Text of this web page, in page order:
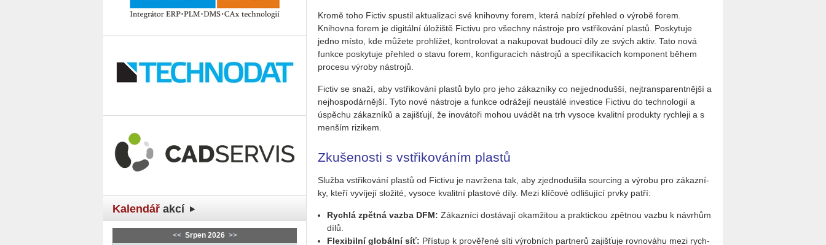
Kalendář akcí
<< Srpen 2026 >>
Kromě toho Fic­tiv spus­til ak­tu­a­li­za­ci své knihov­ny forem, která na­bí­zí pře­hled o vý­ro­bě forem.
Knihov­na forem je di­gi­tál­ní úlo­žiš­tě Fic­tivu pro všech­ny ná­stro­je pro vstři­ko­vá­ní plas­tů. Po­sky­tu­je
jedno místo, kde mů­že­te pro­hlí­žet, kon­t­ro­lo­vat a na­ku­po­vat bu­dou­cí díly ze svých aktiv. Tato nová
funk­ce po­sky­tu­je pře­hled o stavu forem, kon­fi­gu­ra­cích ná­stro­jů a spe­ci­fi­ka­cích kom­po­nent během
pro­ce­su vý­ro­by ná­stro­jů.
Fic­tiv se snaží, aby vstři­ko­vá­ní plas­tů bylo pro jeho zá­kaz­ní­ky co nej­jed­no­duš­ší, nej­tran­spa­rent­něj­ší a
nej­hos­po­dár­něj­ší. Tyto nové ná­stro­je a funk­ce od­rá­že­jí ne­u­stá­lé in­ves­ti­ce Fic­tivu do tech­no­lo­gií a
úspě­chu zá­kaz­ní­ků a za­jiš­ťu­jí, že ino­vá­to­ři mohou uvá­dět na trh vy­so­ce kva­lit­ní pro­duk­ty rych­le­ji a s
men­ším ri­zi­kem.
Zkušenosti s vstřikováním plastů
Služ­ba vstři­ko­vá­ní plas­tů od Fic­tivu je na­vr­že­na tak, aby zjed­no­du­ši­la sour­cing a vý­ro­bu pro zá­kaz­ní­
ky, kteří vy­ví­je­jí slo­ži­té, vy­so­ce kva­lit­ní plas­to­vé díly. Mezi klí­čo­vé od­li­šu­jí­cí prvky patří:
Rych­lá zpět­ná vazba DFM: Zá­kaz­ní­ci do­stá­va­jí oka­mži­tou a prak­tic­kou zpět­nou vazbu k ná­vrhům
dílů.
Fle­xi­bil­ní glo­bál­ní síť: Pří­stup k pro­vě­ře­né síti vý­rob­ních part­ne­rů za­jiš­ťu­je rov­no­váhu mezi rych­